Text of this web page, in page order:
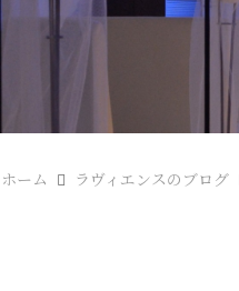
ホーム ラヴィエンスのブログ